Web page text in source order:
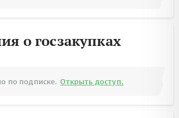
о госзакупках
по подписке. Открыть доступ.